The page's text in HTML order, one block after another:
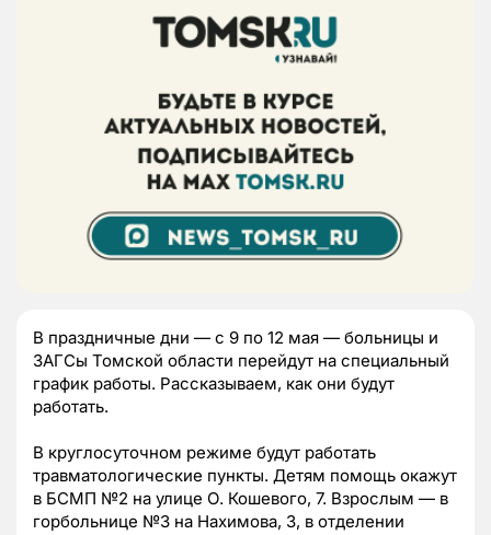
В праздничные дни — с 9 по 12 мая — больницы и
ЗАГСы Томской области перейдут на специальный
график работы. Рассказываем, как они будут
работать.
В круглосуточном режиме будут работать
травматологические пункты. Детям помощь окажут
в БСМП №2 на улице О. Кошевого, 7. Взрослым — в
горбольнице №3 на Нахимова, 3, в отделении